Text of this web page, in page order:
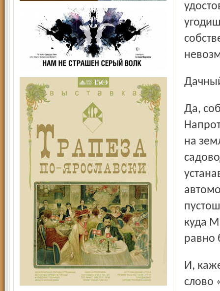
Да, собственно, государ-ство и не стремилось к этому.
на
куда
равно
И, кажется, именно тогда и появилось в обиходе россиян
слово